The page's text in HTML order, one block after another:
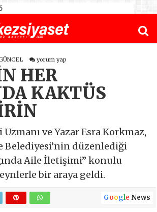
yorum yap
HER
KAKTÜS
ve Yazar Esra Korkmaz,
Belediyesi’nin düzenlediği
Aile İletişimi” konulu
bir araya geldi.
Google News